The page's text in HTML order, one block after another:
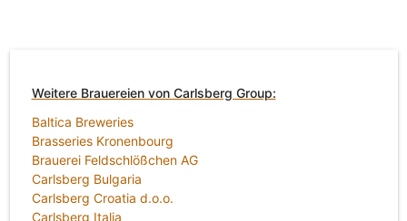
Weitere Brauereien von Carlsberg Group:
Baltica Breweries
Brasseries Kronenbourg
Brauerei Feldschlößchen AG
Carlsberg Bulgaria
Carlsberg Croatia d.o.o.
Carlsberg Italia